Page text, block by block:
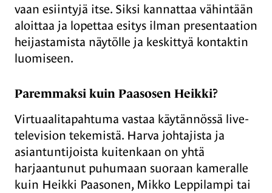
vaan esiintyjä itse. Siksi kannattaa vähintään
aloittaa ja lopettaa esitys ilman presentaation
heijastamista näytölle ja keskittyä kontaktin
luomiseen.
Paremmaksi kuin Paasosen Heikki?
Virtuaalitapahtuma vastaa käytännössä live-
television tekemistä. Harva johtajista ja
asiantuntijoista kuitenkaan on yhtä
harjaantunut puhumaan suoraan kameralle
kuin Heikki Paasonen, Mikko Leppilampi tai